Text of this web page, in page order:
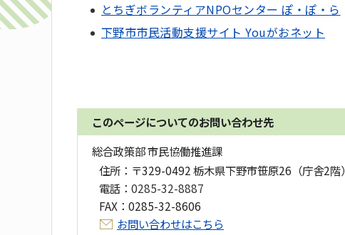
とちぎボランティアNPOセンター ぽ・ぽ・ら
下野市市民活動支援サイト Youがおネット
このページについてのお問い合わせ先
総合政策部 市民協働推進課
住所： 〒329-0492 栃木県下野市笹原26（庁舎2階）
電話： 0285-32-8887
FAX： 0285-32-8606
お問い合わせはこちら